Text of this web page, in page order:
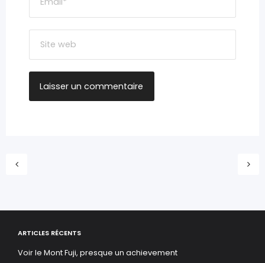
ARTICLES RÉCENTS
Voir le Mont Fuji, presque un achievement